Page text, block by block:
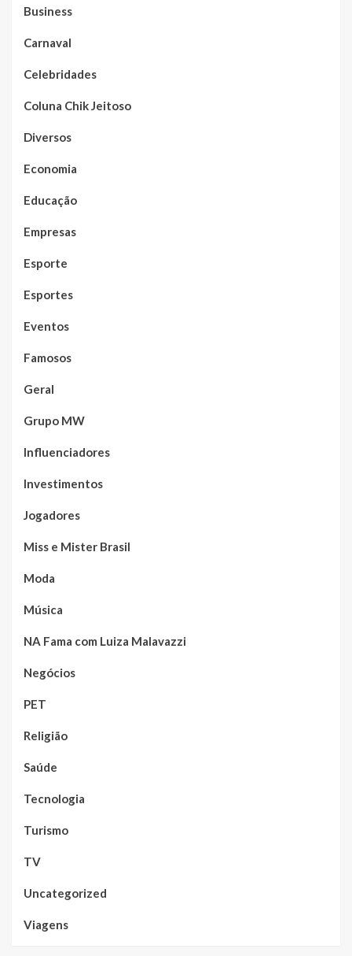
Business
Carnaval
Celebridades
Coluna Chik Jeitoso
Diversos
Economia
Educação
Empresas
Esporte
Esportes
Eventos
Famosos
Geral
Grupo MW
Influenciadores
Investimentos
Jogadores
Miss e Mister Brasil
Moda
Música
NA Fama com Luiza Malavazzi
Negócios
PET
Religião
Saúde
Tecnologia
Turismo
TV
Uncategorized
Viagens